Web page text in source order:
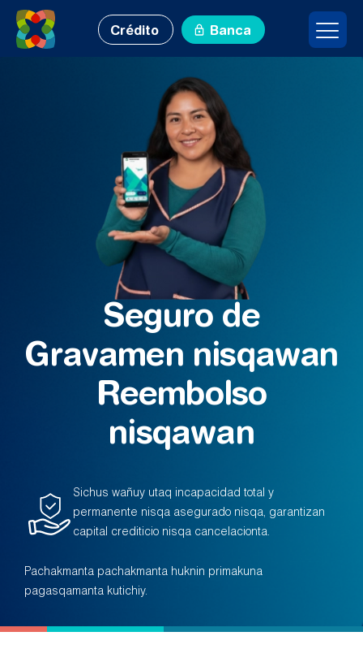
Crédito Banca
Seguro de
Gravamen nisqawan
Reembolso
nisqawan
Sichus wañuy utaq incapacidad total y
permanente nisqa asegurado nisqa, garantizan
capital crediticio nisqa cancelacionta.
Pachakmanta pachakmanta huknin primakuna
pagasqamanta kutichiy.